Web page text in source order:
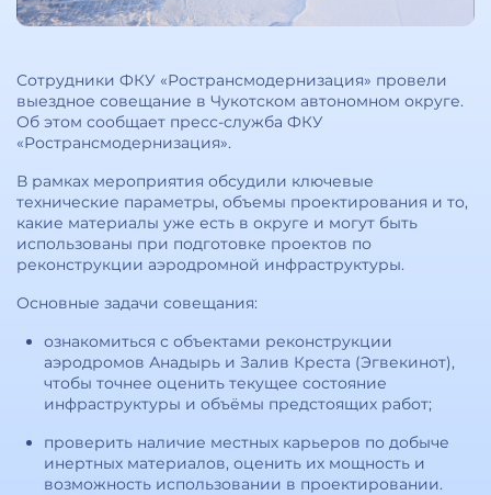
Сотрудники ФКУ «Ространсмодернизация» провели
выездное совещание в Чукотском автономном округе.
Об этом сообщает пресс-служба ФКУ
«Ространсмодернизация».
В рамках мероприятия обсудили ключевые
технические параметры, объемы проектирования и то,
какие материалы уже есть в округе и могут быть
использованы при подготовке проектов по
реконструкции аэродромной инфраструктуры.
Основные задачи совещания:
ознакомиться с объектами реконструкции
аэродромов Анадырь и Залив Креста (Эгвекинот),
чтобы точнее оценить текущее состояние
инфраструктуры и объёмы предстоящих работ;
проверить наличие местных карьеров по добыче
инертных материалов, оценить их мощность и
возможность использовании в проектировании.